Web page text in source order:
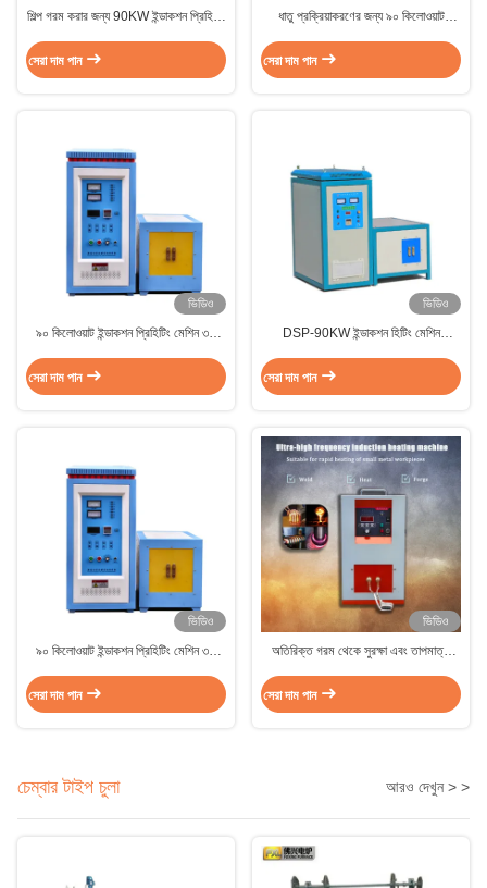
শিল্প গরম করার জন্য 90KW ইন্ডাকশন প্রিহিটিং
সেরা দাম পান
ধাতু প্রক্রিয়াকরণের জন্য ৯০ কিলোওয়াট
সেরা দাম পান
ভিডিও
৯০ কিলোওয়াট ইন্ডাকশন প্রিহিটিং মেশিন ৩টি
সেরা দাম পান
ভিডিও
DSP-90KW ইন্ডাকশন হিটিং মেশিন
সেরা দাম পান
ভিডিও
৯০ কিলোওয়াট ইন্ডাকশন প্রিহিটিং মেশিন ৩টি
সেরা দাম পান
ভিডিও
অতিরিক্ত গরম থেকে সুরক্ষা এবং তাপমাত্রা
ইন্ডাকশন হিটিং গলন সরঞ্জাম
সেরা দাম পান
চেম্বার টাইপ চুলা আরও দেখুন > >